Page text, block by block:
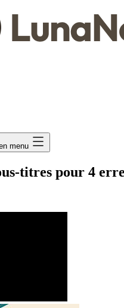
menu
titres pour 4